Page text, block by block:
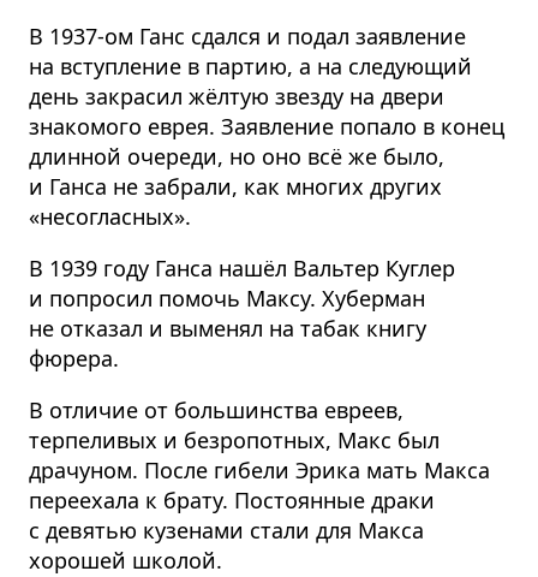
В 1937-ом Ганс сдался и подал заявление
на вступление в партию, а на следующий
день закрасил жёлтую звезду на двери
знакомого еврея. Заявление попало в конец
длинной очереди, но оно всё же было,
и Ганса не забрали, как многих других
«несогласных».
В 1939 году Ганса нашёл Вальтер Куглер
и попросил помочь Максу. Хуберман
не отказал и выменял на табак книгу
фюрера.
В отличие от большинства евреев,
терпеливых и безропотных, Макс был
драчуном. После гибели Эрика мать Макса
переехала к брату. Постоянные драки
с девятью кузенами стали для Макса
хорошей школой.